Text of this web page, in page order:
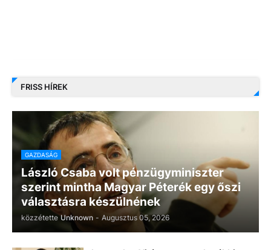
FRISS HÍREK
GAZDASÁG
László Csaba volt pénzügyminiszter
szerint mintha Magyar Péterék egy őszi
választásra készülnének
közzétette Unknown - Augusztus 05, 2026